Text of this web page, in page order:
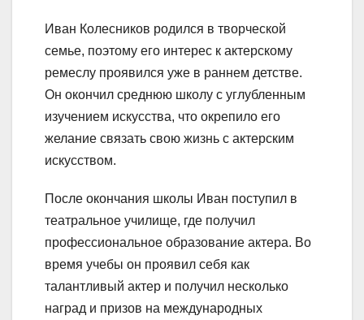
Иван Колесников родился в творческой
семье, поэтому его интерес к актерскому
ремеслу проявился уже в раннем детстве.
Он окончил среднюю школу с углубленным
изучением искусства, что окрепило его
желание связать свою жизнь с актерским
искусством.
После окончания школы Иван поступил в
театральное училище, где получил
профессиональное образование актера. Во
время учебы он проявил себя как
талантливый актер и получил несколько
наград и призов на международных